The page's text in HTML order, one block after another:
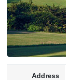
Address